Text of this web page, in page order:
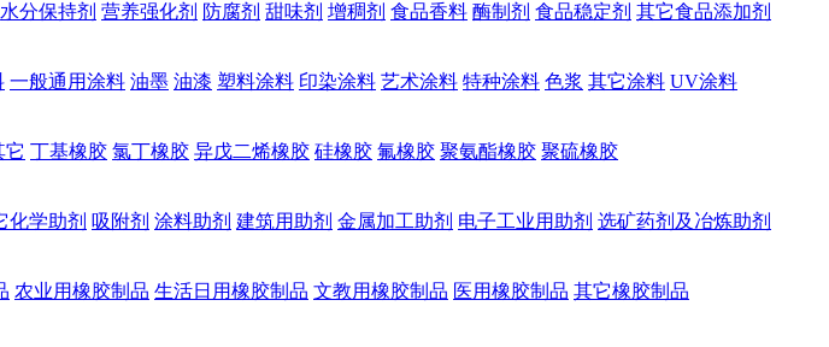
水分保持剂 营养强化剂 防腐剂 甜味剂 增稠剂 食品香料 酶制剂 食品稳定剂 其它食品添加剂
一般通用涂料 油墨 油漆 塑料涂料 印染涂料 艺术涂料 特种涂料 色浆 其它涂料 UV涂料
它 丁基橡胶 氯丁橡胶 异戊二烯橡胶 硅橡胶 氟橡胶 聚氨酯橡胶 聚硫橡胶
化学助剂 吸附剂 涂料助剂 建筑用助剂 金属加工助剂 电子工业用助剂 选矿药剂及冶炼助剂
农业用橡胶制品 生活日用橡胶制品 文教用橡胶制品 医用橡胶制品 其它橡胶制品